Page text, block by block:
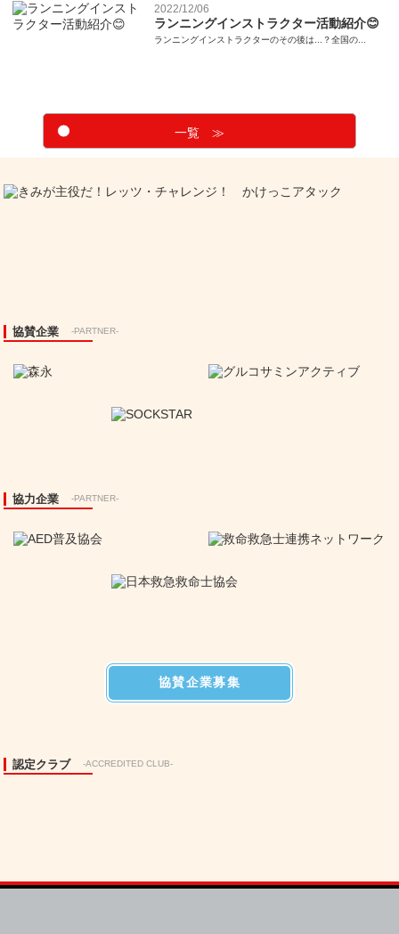
2022/12/06
ランニングインストラクター活動紹介😊
ランニングインストラクターのその後は...？全国の...
一覧 ≫
協賛企業 -PARTNER-
協力企業 -PARTNER-
協賛企業募集
認定クラブ -ACCREDITED CLUB-